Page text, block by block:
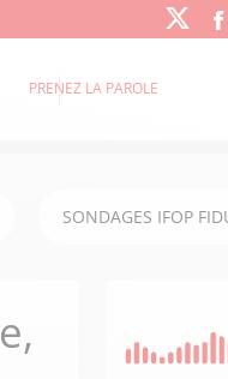
PRENEZ LA PAROLE
SONDAGES IFOP